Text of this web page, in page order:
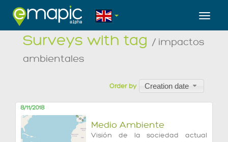
Surveys with tag / impactos
ambientales
Order by Creation date
8/11/2018
Medio Ambiente
Visión de la sociedad actual